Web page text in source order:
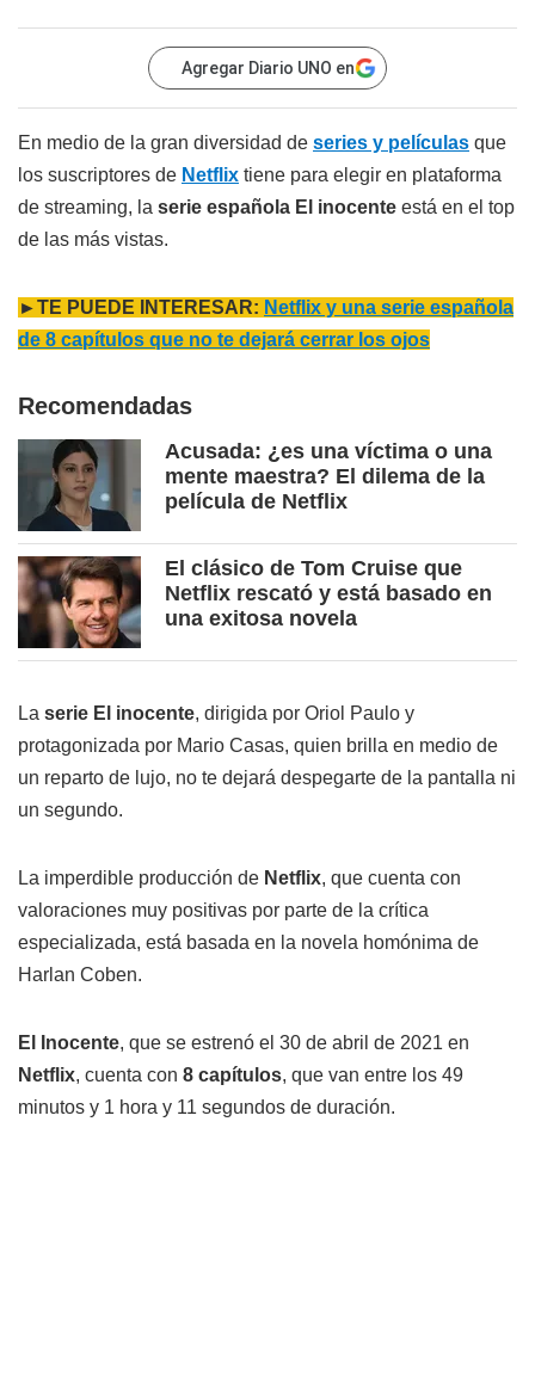
Agregar Diario UNO en
En medio de la gran diversidad de series y películas que
los suscriptores de Netflix tiene para elegir en plataforma
de streaming, la serie española El inocente está en el top
de las más vistas.
►TE PUEDE INTERESAR: Netflix y una serie española
de 8 capítulos que no te dejará cerrar los ojos
Recomendadas
Acusada: ¿es una víctima o una
mente maestra? El dilema de la
película de Netflix
El clásico de Tom Cruise que
Netflix rescató y está basado en
una exitosa novela
La serie El inocente, dirigida por Oriol Paulo y
protagonizada por Mario Casas, quien brilla en medio de
un reparto de lujo, no te dejará despegarte de la pantalla ni
un segundo.
La imperdible producción de Netflix, que cuenta con
valoraciones muy positivas por parte de la crítica
especializada, está basada en la novela homónima de
Harlan Coben.
El Inocente, que se estrenó el 30 de abril de 2021 en
Netflix, cuenta con 8 capítulos, que van entre los 49
minutos y 1 hora y 11 segundos de duración.